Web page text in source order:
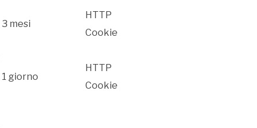
3 mesi
HTTP
Cookie
1 giorno
HTTP
Cookie